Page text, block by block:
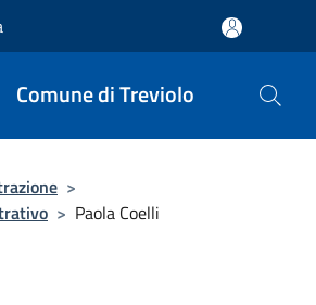
Comune di Treviolo
>
> Paola Coelli